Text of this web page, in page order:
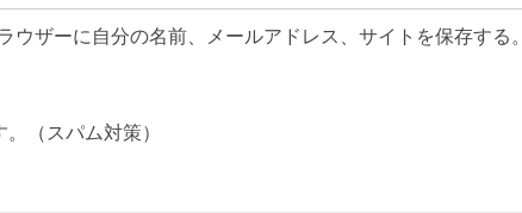
ウザーに自分の名前、メールアドレス、サイトを保存する。
（スパム対策）